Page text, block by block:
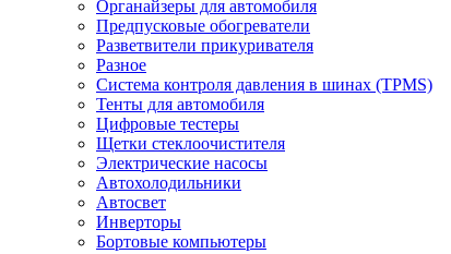
Органайзеры для автомобиля
Предпусковые обогреватели
Разветвители прикуривателя
Разное
Система контроля давления в шинах (TPMS)
Тенты для автомобиля
Цифровые тестеры
Щетки стеклоочистителя
Электрические насосы
Автохолодильники
Автосвет
Инверторы
Бортовые компьютеры